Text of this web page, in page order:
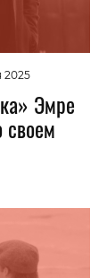
2025
Эмре
своем